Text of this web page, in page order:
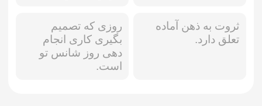
ثروت به ذهن آماده
تعلق دارد.
روزی که تصمیم
بگیری کاری انجام
دهی روز شانس تو
است.